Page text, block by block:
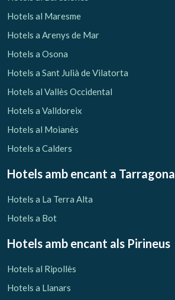
Hotels al Maresme
Hotels a Arenys de Mar
Hotels a Osona
Hotels a Sant Julià de Vilatorta
Hotels al Vallès Occidental
Hotels a Valldoreix
Hotels al Moianès
Hotels a Calders
Hotels amb encant a Tarragona
Hotels a La Terra Alta
Hotels a Bot
Hotels amb encant als Pirineus
Hotels al Ripollès
Hotels a Llanars